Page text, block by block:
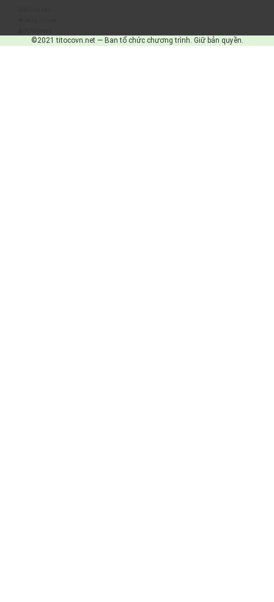
©2021 titocovn.net — Ban tổ chức chương trình. Giữ bản quyền.